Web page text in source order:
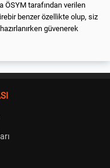
ÖSYM tarafından verilen
benzer özellikte olup, siz
güvenerek